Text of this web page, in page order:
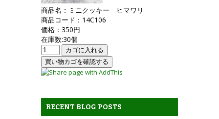
商品名：ミニクッキー ヒマワリ
商品コード：14C106
価格：350円
在庫数:30個
RECENT BLOG POSTS